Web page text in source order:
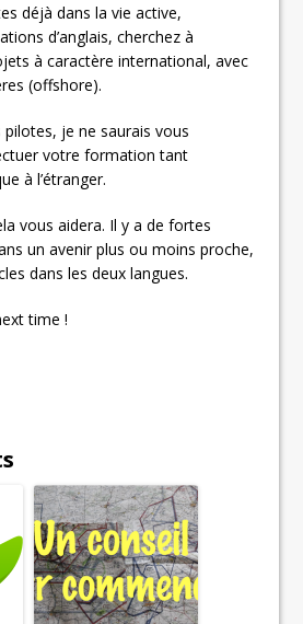
déjà dans la vie active,
d’anglais, cherchez à
à caractère international, avec
(offshore).
je ne saurais vous
votre formation tant
à l’étranger.
vous aidera. Il y a de fortes
un avenir plus ou moins proche,
dans les deux langues.
time !